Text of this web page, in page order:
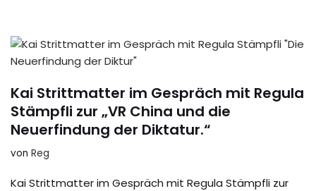
Kai Strittmatter im Gespräch mit Regula
Stämpfli zur „VR China und die
Neuerfindung der Diktatur.“
von Reg
Kai Strittmatter im Gespräch mit Regula Stämpfli zur